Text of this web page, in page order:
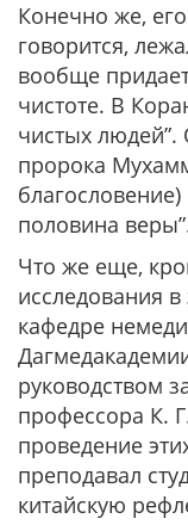
Конечно же,
говорится,
вообще
чистоте. В
чистых людей”.
пророка
благословение)
половина
Что же еще,
исследования
кафедре
руководством
профессора К.
проведение
преподавал
китайскую